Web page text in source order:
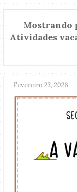
Mostrando
Atividades
Fevereiro 23, 2026